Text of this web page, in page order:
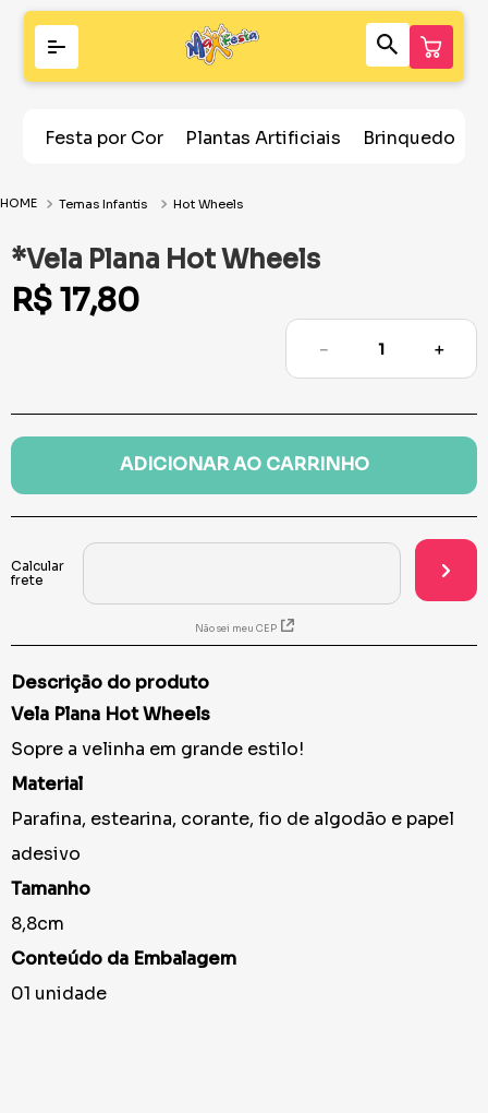
Festa por Cor Plantas Artificiais Brinquedos
Temas Infantis Hot Wheels
*Vela Plana Hot Wheels
R$ 17,80
＋
－
ADICIONAR AO CARRINHO
Não sei meu CEP
Descrição do produto
Vela Plana Hot Wheels
Sopre a velinha em grande estilo!
Material
Parafina, estearina, corante, fio de algodão e papel
adesivo
Tamanho
8,8cm
Conteúdo da Embalagem
01 unidade